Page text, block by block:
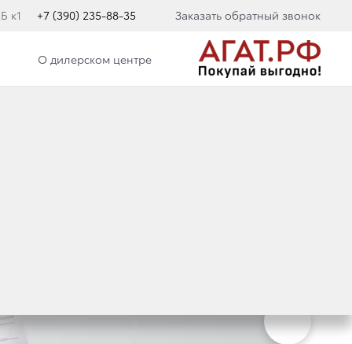
к1 +7 (390) 235-88-35 Заказать обратный звонок
О дилерском центре